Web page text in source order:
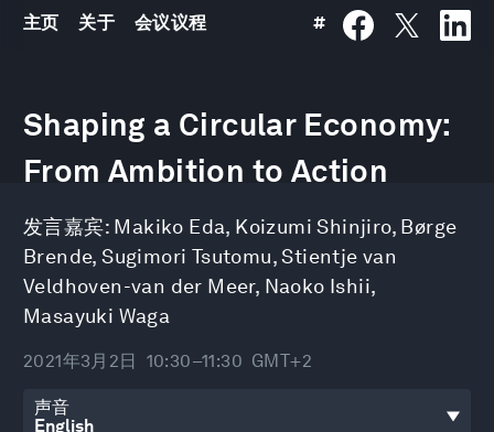
主页 关于 会议议程 #
Shaping a Circular Economy:
From Ambition to Action
发言嘉宾: Makiko Eda, Koizumi Shinjiro, Børge
Brende,Sugimori Tsutomu,Stientje van
Veldhoven-van der Meer, Naoko Ishii,
Masayuki Waga
2021年3月2日 10:30–11:30 GMT+2
声音
of
minutes,
30